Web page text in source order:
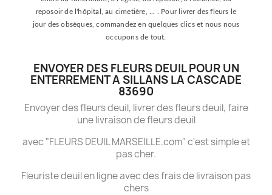
reposoir de l'hôpital, au cimetière, ... . Pour livrer des fleurs le
jour des obsèques, commandez en quelques clics et nous nous
occupons de tout.
ENVOYER DES FLEURS DEUIL POUR UN
ENTERREMENT A SILLANS LA CASCADE
83690
Envoyer des fleurs deuil, livrer des fleurs deuil, faire
une livraison de fleurs deuil
avec "FLEURS DEUIL MARSEILLE.com" c'est simple et
pas cher.
Fleuriste deuil en ligne avec des frais de livraison pas
chers